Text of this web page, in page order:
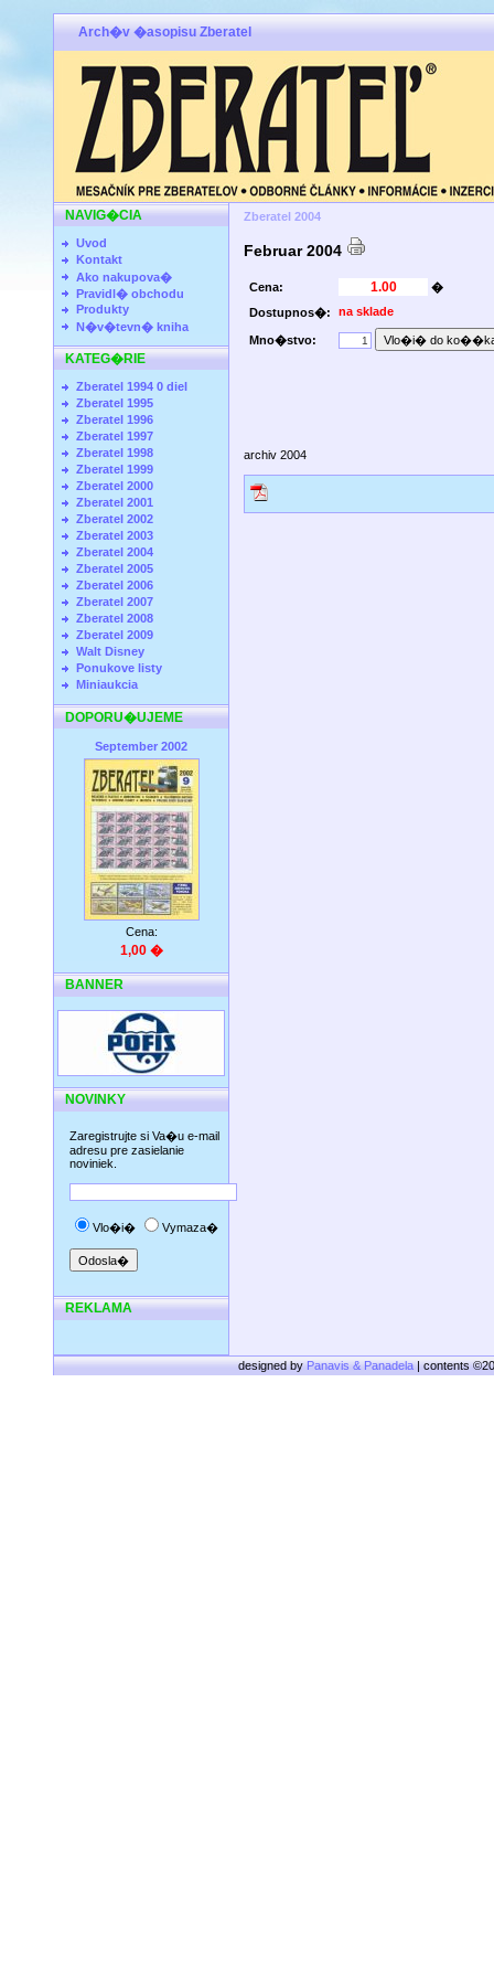
Arch�v �asopisu Zberatel
NAVIG�CIA
Uvod
Kontakt
Ako nakupova�
Pravidl� obchodu
Produkty
N�v�tevn� kniha
KATEG�RIE
Zberatel 1994 0 diel
Zberatel 1995
Zberatel 1996
Zberatel 1997
Zberatel 1998
Zberatel 1999
Zberatel 2000
Zberatel 2001
Zberatel 2002
Zberatel 2003
Zberatel 2004
Zberatel 2005
Zberatel 2006
Zberatel 2007
Zberatel 2008
Zberatel 2009
Walt Disney
Ponukove listy
Miniaukcia
DOPORU�UJEME
September 2002
Cena:
1,00 �
BANNER
NOVINKY
Zaregistrujte si Va�u e-mail
adresu pre zasielanie
noviniek.
Vlo�i� Vymaza�
REKLAMA
Zberatel 2004
Februar 2004
Cena:
�
Dostupnos�:
na sklade
Mno�stvo:
archiv 2004
designed byPanavis & Panadela| contents